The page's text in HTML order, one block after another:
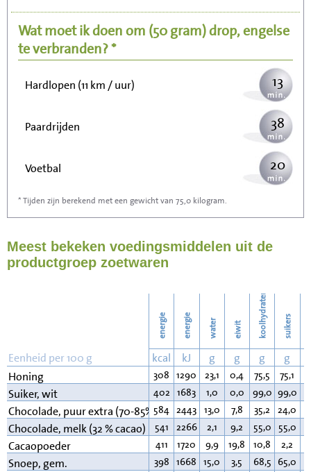
Wat moet ik doen om (50 gram)drop, engelse
te verbranden? *
Wandelen (5 km/uur) 34
Hardlopen (11 km / uur) 13
Paardrijden 38
Voetbal 20
Stofzuigen
Strijken 67
77
* Tijden zijn berekend met een gewicht van 75,0 kilogram.
Meest bekeken voedingsmiddelen uit de
productgroep zoetwaren
energie energie water eiwit koolhydraten suikers
Eenheid per 100 g kcal kJ g g g g
Honing
308 1290 23,1 0,4 75,5 75,1
Suiker, wit 402 1683 1,0 0,0 99,0 99,0
Chocolade, puur extra (70-85% cacao)
584 2443 13,0 7,8 35,2 24,0
Chocolade, melk (32 % cacao) 541 2266 2,1 9,2 55,0 55,0
Cacaopoeder 411 1720 9,9 19,8 10,8 2,2
Snoep, gem. 398 1668 15,0 3,5 68,5 65,0